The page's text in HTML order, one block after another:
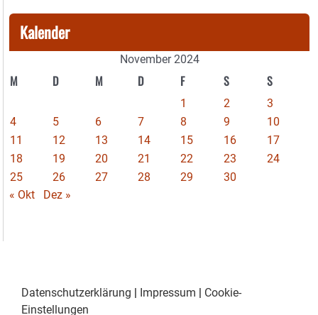
Kalender
November 2024
M D M D F S S
1 2
3
4
5 6 7 8 9
10
11
12 13 14 15 16
17
18
19 20 21 22 23
24
25
26 27 28 29
30
« Okt
Dez »
Datenschutzerklärung | Impressum | Cookie-
Einstellungen